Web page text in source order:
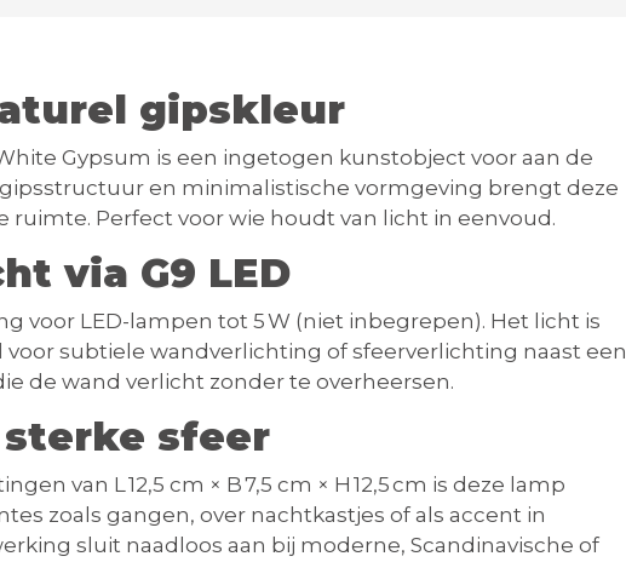
gipskleur
Gypsum is een ingetogen kunstobject voor aan de
en minimalistische vormgeving brengt deze
Perfect voor wie houdt van licht in eenvoud.
via G9 LED
voor LED-lampen tot 5 W (niet inbegrepen). Het licht is
subtiele wandverlichting of sfeerverlichting naast een
de wand verlicht zonder te overheersen.
sfeer
van L 12,5 cm × B 7,5 cm × H 12,5 cm is deze lamp
zoals gangen, over nachtkastjes of als accent in
sluit naadloos aan bij moderne, Scandinavische of